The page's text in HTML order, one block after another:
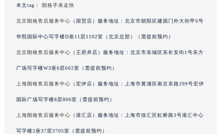
黑龙江省七台河市桃山区大同街朗格售后服务中心（需提前预约）
黑龙江省双鸭山市尖山区新兴大街朗格售后服务中心（需提前预约）
本文tag： 朗格手表走快
北京朗格售后服务中心 （国贸店）服务地址：北京市朝阳区建国门外大街甲6号
华熙国际中心写字楼D座11层1102室（北京总部）（需提前预约）
北京朗格售后服务中心 （王府井店）服务地址：北京市东城区东长安街1号东方
广场写字楼W3座6层602室（需提前预约）
上海朗格售后服务中心 （宏伊店）服务地址：上海市黄浦区南京东路299号宏伊
国际广场写字楼8层806室（需提前预约）
上海朗格售后服务中心 （港汇店）服务地址：上海市徐汇区虹桥路3号港汇中心
写字楼2座37层3705室（需提前预约）